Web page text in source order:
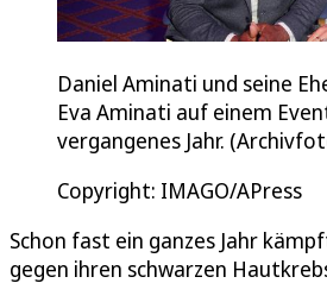
Daniel Aminati und seine
Eva Aminati auf einem
vergangenes Jahr.
Copyright: IMAGO/APress
Schon fast ein ganzes Jahr
gegen ihren schwarzen